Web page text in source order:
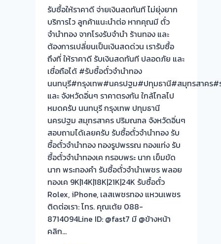
จ่าย
สด
ทันที
ไม่
ต้อง
รอ
จบไว
ผล
งาน
วัน
นี
รับ
ซื้อ
ตั๋ว
จำนำ
ทอง
รับซื้อให้ราคาดี จ่ายเงินสดทันที ไม่ยุ่งยาก
บริการไว ลูกค้าแนะนำต่อ หากคุณมี ตั๋ว
จำนำทอง จากโรงรับจำนำ ร้านทอง และ
ต้องการเปลี่ยนเป็นเงินสดด่วน เรารับซื้อ
ถึงที่ ให้ราคาดี รับเงินสดทันที ปลอดภัย และ
เชื่อถือได้ #รับซื้อตั๋วจำนำทอง
นนทบุรี#กรุงเทพ#นครปฐม#ปทุมธานี#สมุทรสาคร#
และ จังหวัดอิ่นๆ ราคาตรงกัน ใกล้ไกลไป
หมดครับ นนทบุรี กรุงเทพ ปทุมธานี
นครปฐม สมุทรสาคร ปริมณฑล จังหวัดอิ่นๆ
สอบถามได้เลยครับ รับซื้อตั๋วจำนำทอง รับ
ซื้อตั๋วจำนำทอง ทองรูปพรรณ ทองแท่ง รับ
ซื้อตั๋วจำนำทองเค กรอบพระ นาก เข็มขัด
นาก พระทองคำ รับซื้อตั๋วจำนำเพชร พลอย
ทองเค 9K|14K|18K|21K|24K รับซื้อตั๋ว
Rolex, iPhone, เลสเพชรทอง แหวนเพชร
ติดต่อเรา: โทร. คุณเต้ย 088-
8714094Line ID: @fast7 มี @ข้างหน้า
คลิก…